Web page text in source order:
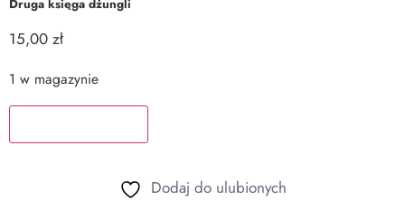
Druga księga dżungli
15,00 zł
1 w magazynie
Dodaj do ulubionych